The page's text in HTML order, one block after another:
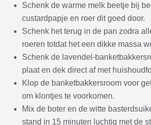
Schenk de warme melk beetje bij
custardpapje en roer dit goed door.
Schenk het terug in de pan zodra
roeren totdat het een dikke massa
Schenk de lavendel-
plaat en dek direct af met
Klop de banketbakkersroom voor
om klontjes te voorkomen.
Mix de boter en de witte
stand in 15 minuten luchtig met de